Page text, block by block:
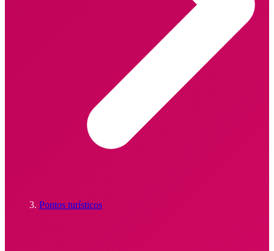
Pontos turísticos